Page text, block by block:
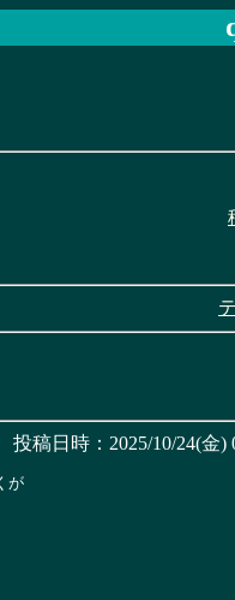
投稿日時：2025/10/24(金)
が